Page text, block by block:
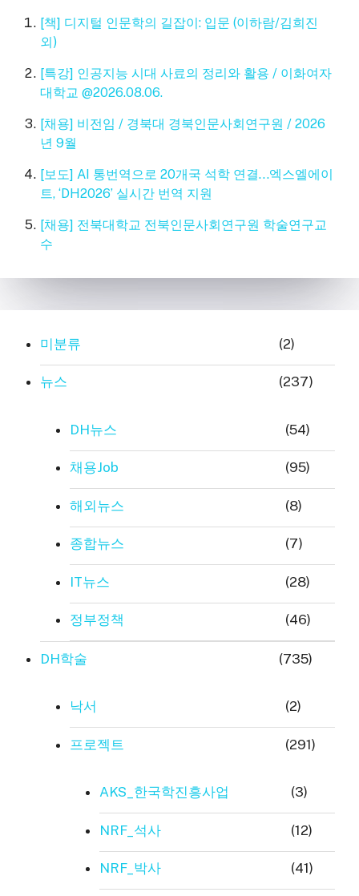
[책] 디지털 인문학의 길잡이: 입문 (이하람/김희진
외)
[특강] 인공지능 시대 사료의 정리와 활용 / 이화여자
대학교 @2026.08.06.
[채용] 비전임 / 경북대 경북인문사회연구원 / 2026
년 9월
[보도] AI 통번역으로 20개국 석학 연결…엑스엘에이
트, ‘DH2026’ 실시간 번역 지원
[채용] 전북대학교 전북인문사회연구원 학술연구교
수
미분류 (2)
뉴스 (237)
DH뉴스 (54)
채용Job (95)
해외뉴스 (8)
종합뉴스 (7)
IT뉴스 (28)
정부정책 (46)
DH학술 (735)
낙서 (2)
프로젝트 (291)
AKS_한국학진흥사업 (3)
NRF_석사 (12)
NRF_박사 (41)